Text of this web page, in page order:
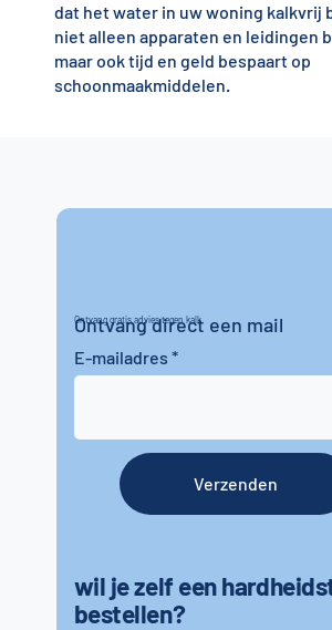
dat het water in uw woning kalkvrij
niet alleen apparaten en leidingen
maar ook tijd en geld bespaart op
schoonmaakmiddelen.
Ontvang gratis advies tegen kalk
Ontvang direct een mail
wil je zelf een
bestellen?
E-mailadres
Verzenden